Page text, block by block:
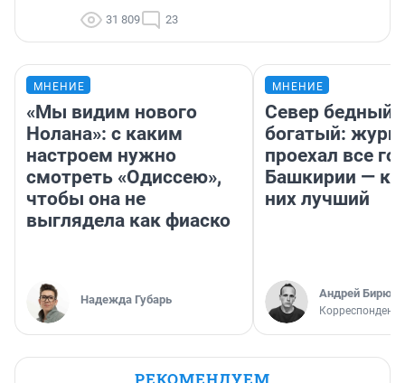
31 809 23
МНЕНИЕ
«Мы видим нового
Нолана»: с каким
настроем нужно
смотреть «Одиссею»,
чтобы она не
выглядела как фиаско
Надежда Губарь
МНЕНИЕ
Север бедный,
богатый:
проехал все
Башкирии —
них лучший
Андрей
Корреспондент